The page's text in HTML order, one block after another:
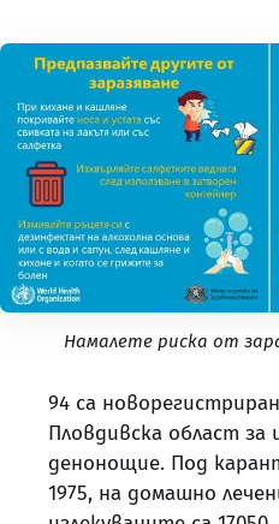
Намалете риска от
94 са
Пловдивска област за
денонощие. Под
1975, на домашно